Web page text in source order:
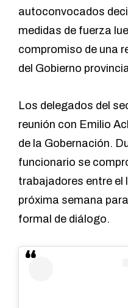
autoconvocados
medidas de fuerza
compromiso de una
del Gobierno
Los delegados del
reunión con Emilio
de la Gobernación.
funcionario se
trabajadores entre el
próxima semana
formal de diálogo.